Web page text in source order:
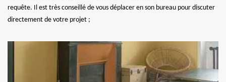
requête. Il est très conseillé de vous déplacer en son bureau pour discuter
directement de votre projet ;